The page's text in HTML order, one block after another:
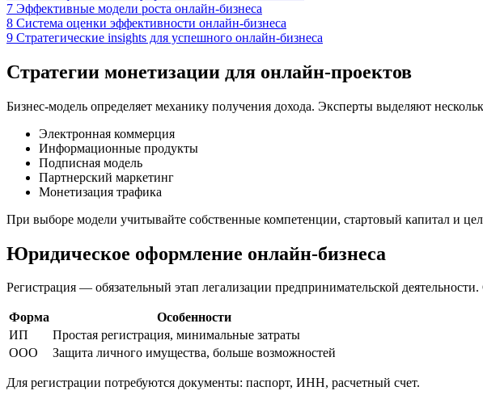
7 Эффективные модели роста онлайн-бизнеса
8 Система оценки эффективности онлайн-бизнеса
9 Стратегические insights для успешного онлайн-бизнеса
Стратегии монетизации для онлайн-проектов
Бизнес-модель определяет механику получения дохода. Эксперты выделяют
Электронная коммерция
Информационные продукты
Подписная модель
Партнерский маркетинг
Монетизация трафика
При выборе модели учитывайте собственные компетенции, стартовый капитал и
Юридическое оформление онлайн-бизнеса
Регистрация — обязательный этап легализации предпринимательской
Форма
Особенности
ИП
Простая регистрация, минимальные затраты
ООО
Защита личного имущества, больше возможностей
Для регистрации потребуются документы: паспорт, ИНН, расчетный счет.